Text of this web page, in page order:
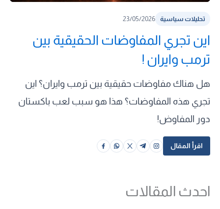
تحليلات سياسية 23/05/2026
اين تجري المفاوضات الحقيقية بين
ترمب وايران !
هل هناك مفاوضات حقيقية بين ترمب وايران؟ اين
تجري هذه المفاوضات؟ هذا هو سبب لعب باكستان
دور المفاوض!
اقرأ المقال
احدث المقالات